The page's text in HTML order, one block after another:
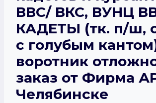
ВВС/ ВКС, ВУНЦ
КАДЕТЫ (тк. п/ш,
с голубым
воротник
заказ от Фирма
Челябинске